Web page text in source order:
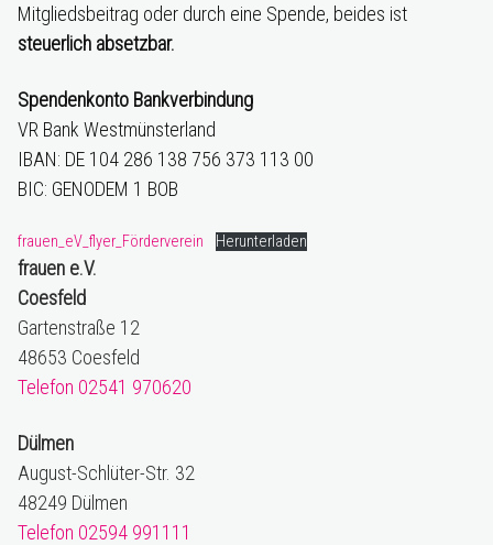
Mitgliedsbeitrag oder durch eine Spende, beides ist
steuerlich absetzbar.
Spendenkonto Bankverbindung
VR Bank Westmünsterland
IBAN: DE 104 286 138 756 373 113 00
BIC: GENODEM 1 BOB
frauen_eV_flyer_Förderverein Herunterladen
frauen e.V.
Coesfeld
Gartenstraße 12
48653 Coesfeld
Telefon 02541 970620
Dülmen
August-Schlüter-Str. 32
48249 Dülmen
Telefon 02594 991111